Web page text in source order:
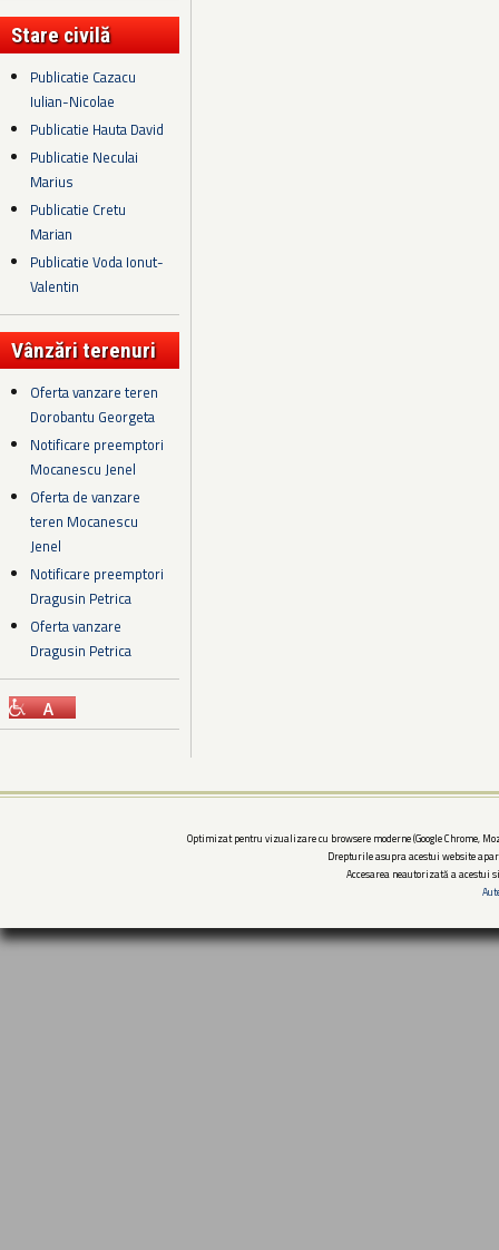
Stare civilă
Publicatie Cazacu
Iulian-Nicolae
Publicatie Hauta David
Publicatie Neculai
Marius
Publicatie Cretu
Marian
Publicatie Voda Ionut-
Valentin
Vânzări terenuri
Oferta vanzare teren
Dorobantu Georgeta
Notificare preemptori
Mocanescu Jenel
Oferta de vanzare
teren Mocanescu
Jenel
Notificare preemptori
Dragusin Petrica
Oferta vanzare
Dragusin Petrica
Optimizat pentru vizualizare cu browsere moderne (Google Chrome,
Drepturile asupra acestui website
Accesarea neautorizată a acestui